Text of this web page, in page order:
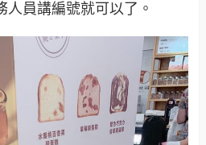
員講編號就可以了。